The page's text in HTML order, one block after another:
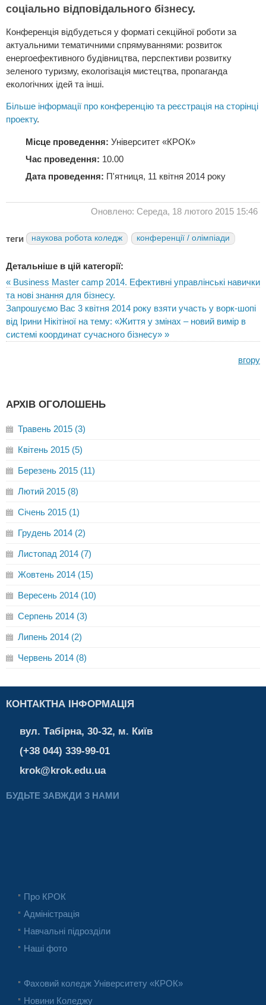
соціально відповідального бізнесу.
Конференція відбудеться у форматі секційної роботи за
актуальними тематичними спрямуваннями: розвиток
енергоефективного будівництва, перспективи розвитку
зеленого туризму, екологізація мистецтва, пропаганда
екологічних ідей та інші.
Більше інформації про конференцію та реєстрація на сторінці
проекту.
Місце проведення: Університет «КРОК»
Час проведення: 10.00
Дата проведення: П'ятниця, 11 квітня 2014 року
Оновлено: Середа, 18 лютого 2015 15:46
теги наукова робота коледж конференції / олімпіади
Детальніше в цій категорії:
« Business Master camp 2014. Ефективні управлінські навички
та нові знання для бізнесу.
Запрошуємо Вас 3 квітня 2014 року взяти участь у ворк-шопі
від Ірини Нікітіної на тему: «Життя у змінах – новий вимір в
системі координат сучасного бізнесу» »
вгору
АРХІВ ОГОЛОШЕНЬ
Травень 2015 (3)
Квітень 2015 (5)
Березень 2015 (11)
Лютий 2015 (8)
Січень 2015 (1)
Грудень 2014 (2)
Листопад 2014 (7)
Жовтень 2014 (15)
Вересень 2014 (10)
Серпень 2014 (3)
Липень 2014 (2)
Червень 2014 (8)
КОНТАКТНА ІНФОРМАЦІЯ
вул. Табірна, 30-32, м. Київ
(+38 044) 339-99-01
krok@krok.edu.ua
БУДЬТЕ ЗАВЖДИ З НАМИ
Про КРОК
Адміністрація
Навчальні підрозділи
Наші фото
Фаховий коледж Університету «КРОК»
Новини Коледжу